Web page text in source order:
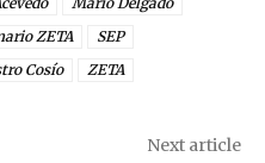
ZETA
SEP
Cosío ZETA
Next article